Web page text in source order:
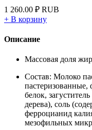
1 260.00 ₽ RUB
+ В корзину
Описание
Массовая доля
Состав: Молоко
белок,
дерева), соль
ферроцианид
мезофильных